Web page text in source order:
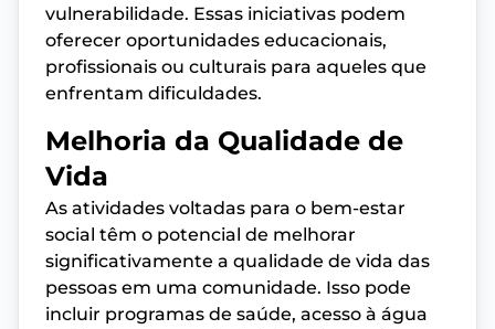
vulnerabilidade. Essas iniciativas podem
oferecer oportunidades educacionais,
profissionais ou culturais para aqueles que
enfrentam dificuldades.
Melhoria da Qualidade de
Vida
As atividades voltadas para o bem-estar
social têm o potencial de melhorar
significativamente a qualidade de vida das
pessoas em uma comunidade. Isso pode
incluir programas de saúde, acesso à água